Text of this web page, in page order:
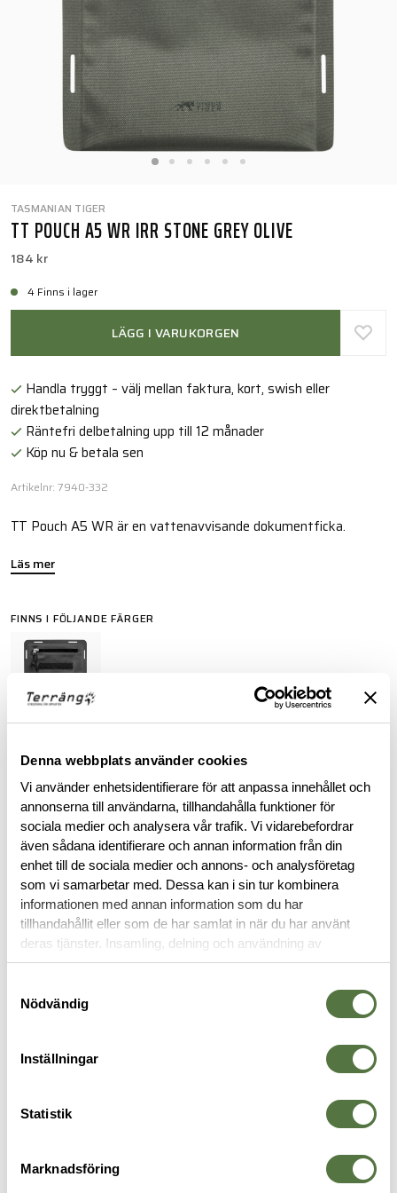
Denna webbplats använder cookies
Vi använder enhetsidentifierare för att anpassa innehållet och
annonserna till användarna, tillhandahålla funktioner för
sociala medier och analysera vår trafik. Vi vidarebefordrar
även sådana identifierare och annan information från din
enhet till de sociala medier och annons- och analysföretag
som vi samarbetar med. Dessa kan i sin tur kombinera
informationen med annan information som du har
tillhandahållit eller som de har samlat in när du har använt
deras tjänster. Insamling, delning och användning av
personuppgifter kan användas för personalisering av
Nödvändig
Inställningar
Statistik
Marknadsföring
TASMANIAN TIGER
TT POUCH A5 WR IRR STONE GREY OLIVE
184 kr
4 Finns i lager
LÄGG I VARUKORGEN
Handla tryggt – välj mellan faktura, kort, swish eller
direktbetalning
Räntefri delbetalning upp till 12 månader
Köp nu & betala sen
Artikelnr: 7940-332
TT Pouch A5 WR är en vattenavvisande dokumentficka.
Läs mer
FINNS I FÖLJANDE FÄRGER
SPECIFIKATIONER
RECENSIONER
OM VARUMÄRKET
FICKOR & HÅLLARE